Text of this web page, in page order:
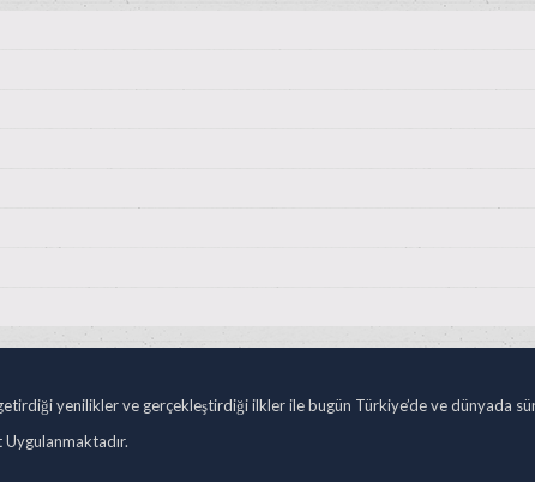
yenilikler ve gerçekleştirdiği ilkler ile bugün Türkiye’de ve dünyada
Uygulanmaktadır.